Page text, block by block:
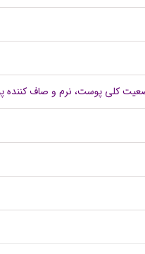
کلی پوست، نرم و صاف کننده